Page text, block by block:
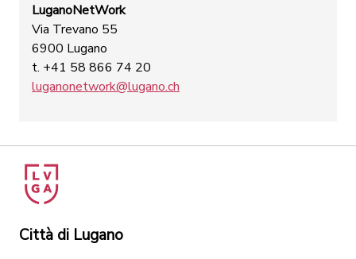
LuganoNetWork
Via Trevano 55
6900 Lugano
t. +41 58 866 74 20
luganonetwork@lugano.ch
Città di Lugano